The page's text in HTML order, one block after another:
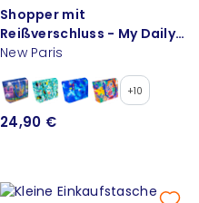
Shopper mit
Reißverschluss - My Daily
Bag
New Paris
+10
24,90 €